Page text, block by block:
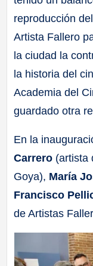
reproducción
Artista Fallero
la ciudad la
la historia del
Academia del
guardado otra
En la
Carrero (artista
Goya), María
Francisco
de Artistas